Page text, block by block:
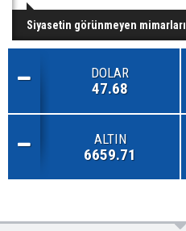
Siyasetin görünmeyen mimarları
DOLAR
47.68
ALTIN
6659.71